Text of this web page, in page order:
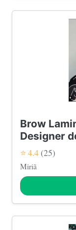
Brow
Designer
⭐ 4.4 (25)
Miriã